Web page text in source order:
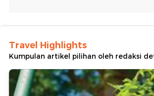
Travel Highlights
Kumpulan artikel pilihan oleh redaksi